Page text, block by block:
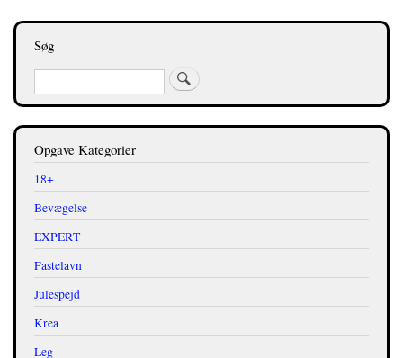
EXPERT
Søg
Søg
Opgave Kategorier
18+
Bevægelse
EXPERT
Fastelavn
Julespejd
Krea
Leg